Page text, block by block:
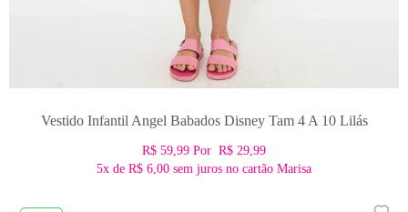
Vestido Infantil Angel Babados Disney Tam 4 A 10 Lilás
R$ 59,99 Por R$ 29,99
5x de R$ 6,00 sem juros no cartão Marisa